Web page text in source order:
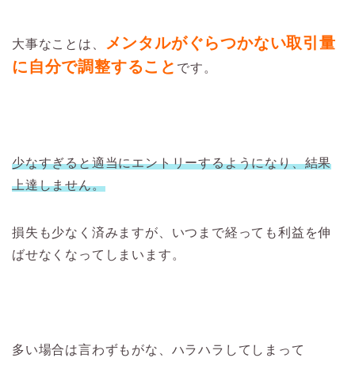
大事なことは、
メンタルがぐらつかない取引量
に自分で調整すること です。
少なすぎると適当にエントリーするようになり、結果
上達しません。
損失も少なく済みますが、いつまで経っても利益を伸
ばせなくなってしまいます。
多い場合は言わずもがな、ハラハラしてしまって